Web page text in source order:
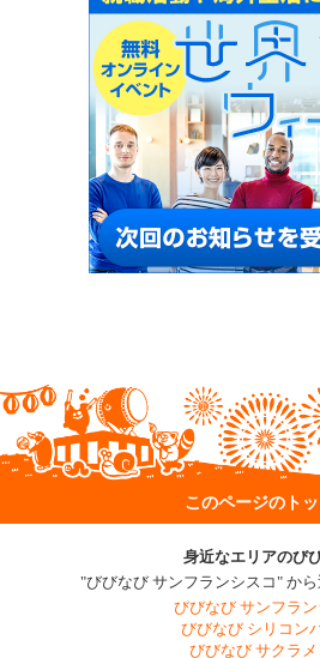
このページのト
身近なエリアのび
"びびなび サンフランシスコ" か
びびなび サンフラン
びびなび シリコン
びびなび サクラメ